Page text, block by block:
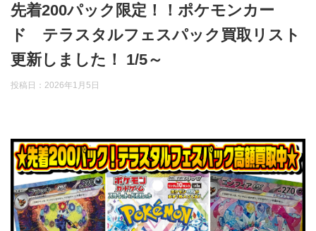
先着200パック限定！！ポケモンカー
ド テラスタルフェスパック買取リスト
更新しました！ 1/5～
投稿日： 2026年1月5日